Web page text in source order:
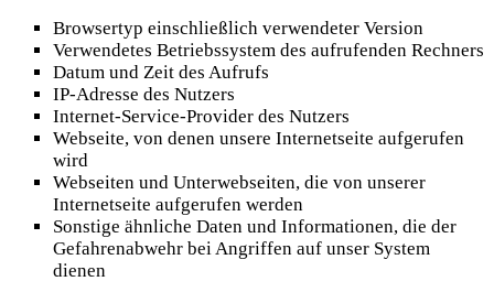
Browsertyp einschließlich verwendeter Version
Verwendetes Betriebssystem des aufrufenden Rechners
Datum und Zeit des Aufrufs
IP-Adresse des Nutzers
Internet-Service-Provider des Nutzers
Webseite, von denen unsere Internetseite aufgerufen
wird
Webseiten und Unterwebseiten, die von unserer
Internetseite aufgerufen werden
Sonstige ähnliche Daten und Informationen, die der
Gefahrenabwehr bei Angriffen auf unser System
dienen